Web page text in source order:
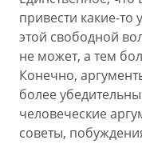
привести какие-то
этой свободной
не может, а тем
Конечно,
более
человеческие
советы,